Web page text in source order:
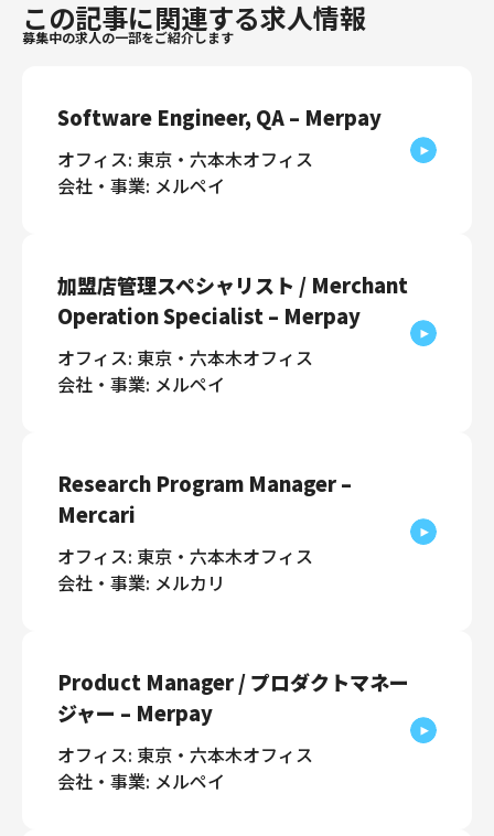
この記事に関連する求人情報
募集中の求人の一部をご紹介します
Software Engineer, QA – Merpay
オフィス: 東京・六本木オフィス
会社・事業: メルペイ
加盟店管理スペシャリスト / Merchant
Operation Specialist – Merpay
オフィス: 東京・六本木オフィス
会社・事業: メルペイ
Research Program Manager –
Mercari
オフィス: 東京・六本木オフィス
会社・事業: メルカリ
Product Manager / プロダクトマネー
ジャー – Merpay
オフィス: 東京・六本木オフィス
会社・事業: メルペイ